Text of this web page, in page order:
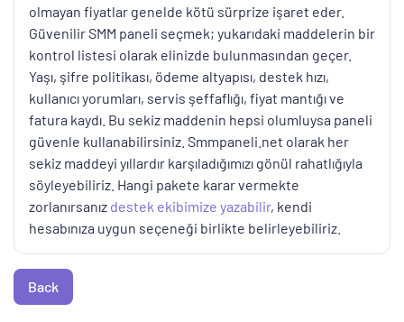
olmayan fiyatlar genelde kötü sürprize işaret eder.
Güvenilir SMM paneli seçmek; yukarıdaki maddelerin bir
kontrol listesi olarak elinizde bulunmasından geçer.
Yaşı, şifre politikası, ödeme altyapısı, destek hızı,
kullanıcı yorumları, servis şeffaflığı, fiyat mantığı ve
fatura kaydı. Bu sekiz maddenin hepsi olumluysa paneli
güvenle kullanabilirsiniz. Smmpaneli.net olarak her
sekiz maddeyi yıllardır karşıladığımızı gönül rahatlığıyla
söyleyebiliriz. Hangi pakete karar vermekte
zorlanırsanız destek ekibimize yazabilir, kendi
hesabınıza uygun seçeneği birlikte belirleyebiliriz.
Back